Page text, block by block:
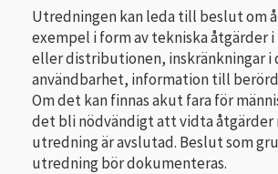
Utredningen kan leda till beslut om
exempel i form av tekniska åtgärder
eller distributionen, inskränkningar i
användbarhet, information till
Om det kan finnas akut fara för
det bli nödvändigt att vidta åtgärder
utredning är avslutad. Beslut som
utredning bör dokumenteras.